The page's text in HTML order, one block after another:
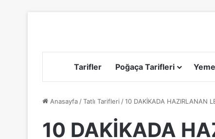
Tarifler Poğaça Tarifleri
Anasayfa /Tatlı Tarifleri /10 DAKİKADA HAZIRLANAN
10 DAKİKADA